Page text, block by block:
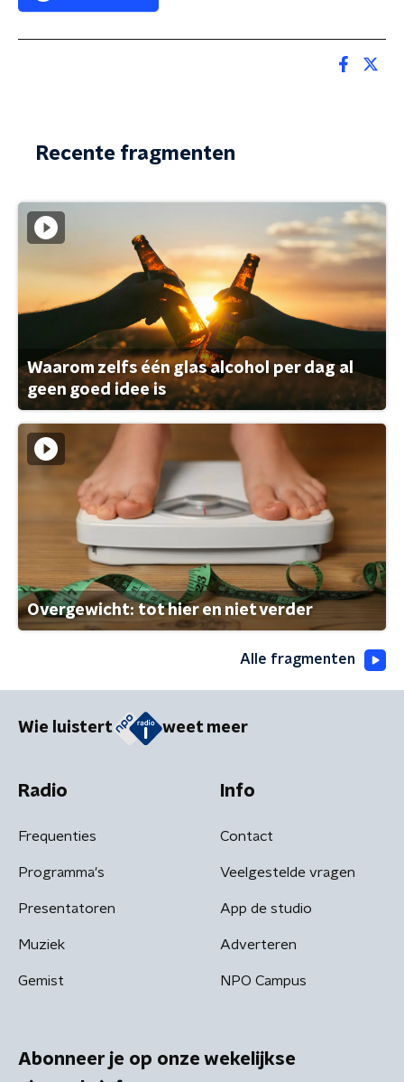
Recente fragmenten
Waarom zelfs één glas alcohol per dag al
geen goed idee is
Overgewicht: tot hier en niet verder
Alle fragmenten
Wie luistert weet meer
Radio
Frequenties
Programma's
Presentatoren
Muziek
Gemist
Info
Contact
Veelgestelde vragen
App de studio
Adverteren
NPO Campus
Abonneer je op onze wekelijkse